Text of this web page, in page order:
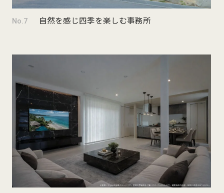
No.7 自然を感じ四季を楽しむ事務所